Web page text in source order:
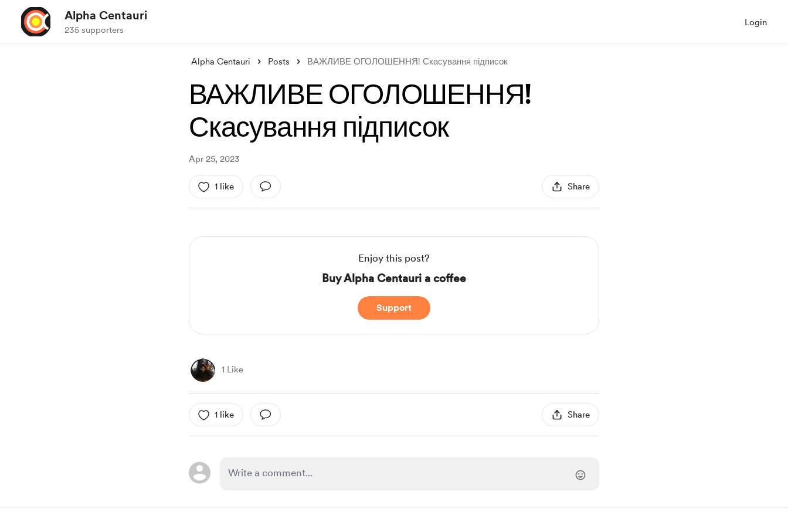
Alpha Centauri
235 supporters
Login
Alpha Centauri Posts ВАЖЛИВЕ ОГОЛОШЕННЯ! Скасування підписок
ВАЖЛИВЕ ОГОЛОШЕННЯ!
Скасування підписок
Apr 25, 2023
1 like Share
Enjoy this post?
Buy Alpha Centauri a coffee
Support
1 Like
1 like Share